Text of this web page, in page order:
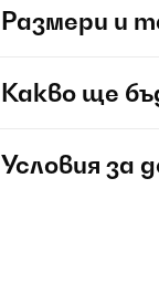
Размери и
Какво ще
Условия за